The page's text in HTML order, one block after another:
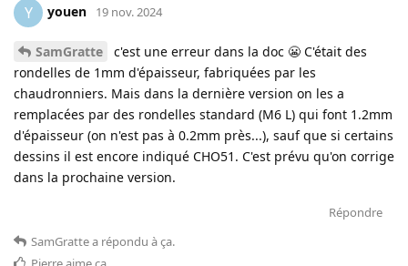
Y youen 19 nov. 2024
SamGratte
c'est une erreur dans la doc 😬 C'était des
rondelles de 1mm d'épaisseur, fabriquées par les
chaudronniers. Mais dans la dernière version on les a
remplacées par des rondelles standard (M6 L) qui font 1.2mm
d'épaisseur (on n'est pas à 0.2mm près...), sauf que si certains
dessins il est encore indiqué CHO51. C'est prévu qu'on corrige
dans la prochaine version.
Répondre
SamGrattea répondu à ça.